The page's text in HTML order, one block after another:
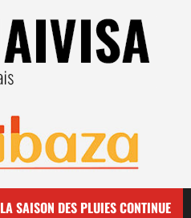
LA SAISON DES PLUIES CONTINUE